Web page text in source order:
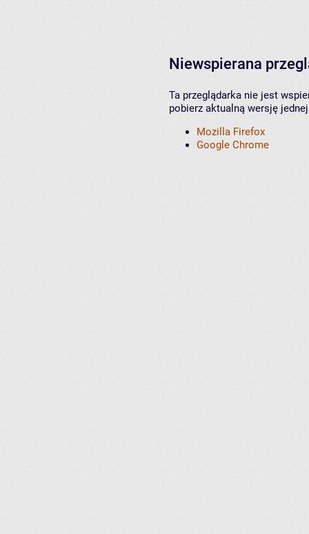
Niewspierana
Ta przeglądarka nie jest
pobierz aktualną wersję
Mozilla Firefox
Google Chrome